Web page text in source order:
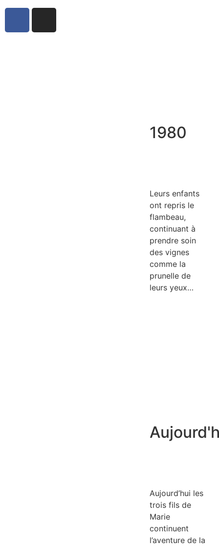
1980
Leurs enfants
ont repris le
flambeau,
continuant à
prendre soin
des vignes
comme la
prunelle de
leurs yeux…
Aujourd’hui les
trois fils de
Marie
continuent
l’aventure de la